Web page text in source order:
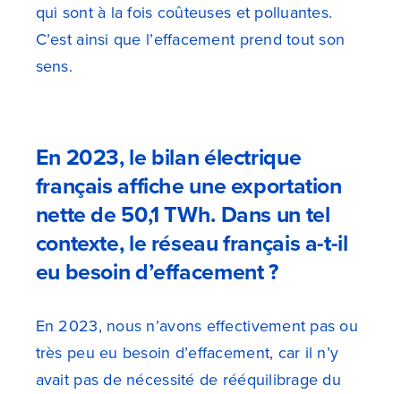
qui sont à la fois coûteuses et polluantes.
C’est ainsi que l’effacement prend tout son
sens.
En 2023, le bilan électrique
français affiche une exportation
nette de 50,1 TWh. Dans un tel
contexte, le réseau français a-t-il
eu besoin d’effacement ?
En 2023, nous n’avons effectivement pas ou
très peu eu besoin d’effacement, car il n’y
avait pas de nécessité de rééquilibrage du